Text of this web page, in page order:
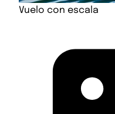
Vuelo con escala